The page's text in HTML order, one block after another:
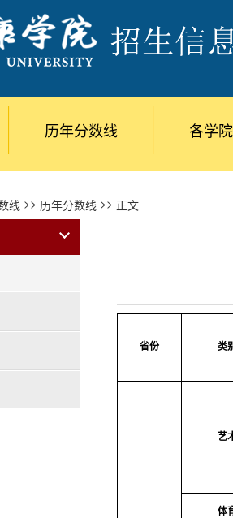
历年分数线 各学
线 >> 历年分数线 >> 正文
省份 类
艺
体